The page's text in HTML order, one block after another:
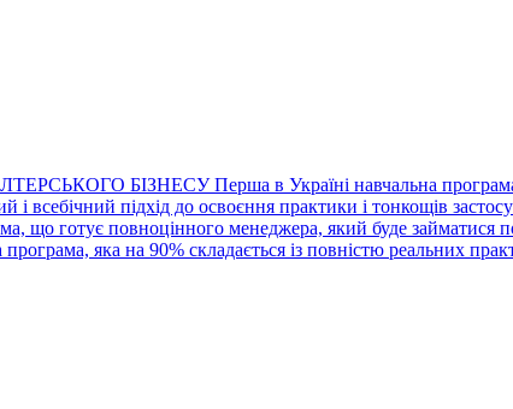
БІЗНЕСУПерша в Україні навчальна
і всебічний підхід до освоєння практики і тонкощів
що готує повноцінного менеджера, який буде займатися
яка на 90% складається із повністю реальних